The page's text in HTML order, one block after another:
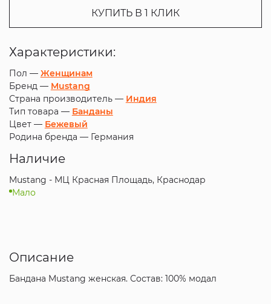
КУПИТЬ В 1 КЛИК
Характеристики:
Пол — Женщинам
Бренд — Mustang
Страна производитель — Индия
Тип товара — Банданы
Цвет — Бежевый
Родина бренда — Германия
Наличие
Mustang - МЦ Красная Площадь, Краснодар
Мало
Описание
Бандана Mustang женская. Состав: 100% модал